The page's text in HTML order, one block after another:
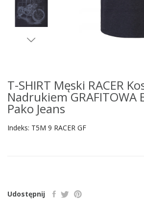
T-SHIRT Męski RACER
Nadrukiem GRAFITOWA
Pako Jeans
Indeks: T5M 9 RACER GF
Udostępnij